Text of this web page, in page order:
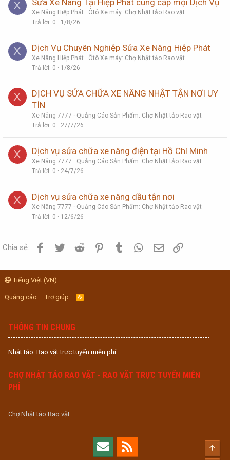
X Sửa Xe Nâng Tại Hiệp Phát cung cấp mọi Dịch Vụ
Xe Nâng Hiệp Phát
Ôtô Xe máy: Chợ Nhật tảo Rao vặt
Trả lời 0 1/8/26
X Dịch Vụ Chuyên Nghiệp Sửa Xe Nâng Hiệp Phát
Xe Nâng Hiệp Phát
Ôtô Xe máy: Chợ Nhật tảo Rao vặt
Trả lời 0 1/8/26
X
DỊCH VỤ SỬA CHỮA XE NÂNG NHẬT TẬN NƠI UY
TÍN
Xe Nâng 7777
Quảng Cáo Sản Phẩm: Chợ Nhật tảo Rao vặt
Trả lời 0 27/7/26
X Dịch vụ sửa chữa xe nâng điện tại Hồ Chí Minh
Xe Nâng 7777
Quảng Cáo Sản Phẩm: Chợ Nhật tảo Rao vặt
Trả lời 0 24/7/26
X Dịch vụ sửa chữa xe nâng dầu tận nơi
Xe Nâng 7777
Quảng Cáo Sản Phẩm: Chợ Nhật tảo Rao vặt
Trả lời 0 12/6/26
Chia sẻ: Facebook
Twitter Reddit PinterestTumblr WhatsApp
Email
Tiếng Việt (VN)
Quảng cáo Trợ giúp
R
S
THÔNG TIN CHUNG
Nhật tảo: Rao vặt trực tuyến miễn phí
CHỢ NHẬT TẢO RAO VẶT - RAO VẶT TRỰC TUYẾN MIỄN
PHÍ
Chợ Nhật tảo Rao vặt
Top